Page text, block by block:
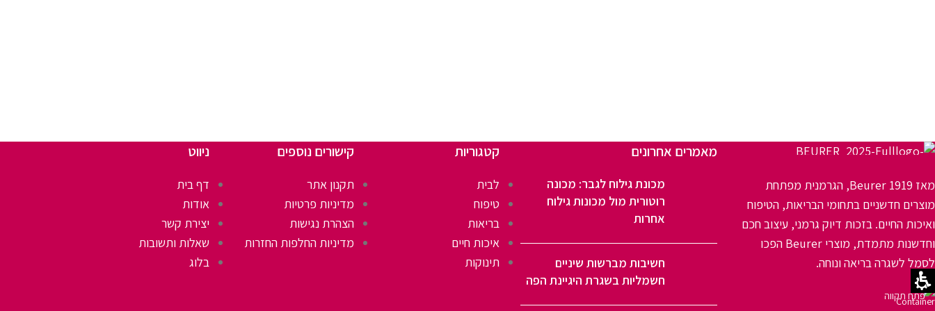
מאז 1919 Beurer, הגרמנית מפתחת
מוצרים חדשניים בתחומי הבריאות, הטיפוח
ואיכות החיים. בזכות דיוק גרמני, עיצוב חכם
וחדשנות מתמדת, מוצרי Beurer הפכו
לסמל לשגרה בריאה ונוחה.
פתח תקווה
מאמרים אחרונים
מכונת גילוח לגבר: מכונה
רוטורית מול מכונות גילוח
אחרות
חשיבות מברשות שיניים
חשמליות בשגרת היגיינת הפה
קטגוריות
לבית
טיפוח
בריאות
איכות חיים
תינוקות
קישורים נוספים
תקנון אתר
מדיניות פרטיות
הצהרת נגישות
מדיניות החלפות החזרות
ניווט
דף בית
אודות
יצירת קשר
שאלות ותשובות
בלוג